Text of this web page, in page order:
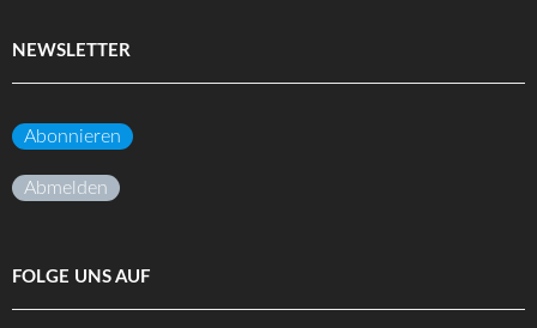
NEWSLETTER
Abonnieren
Abmelden
FOLGE UNS AUF